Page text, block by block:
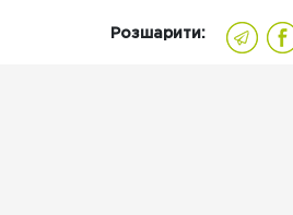
Розшарити: